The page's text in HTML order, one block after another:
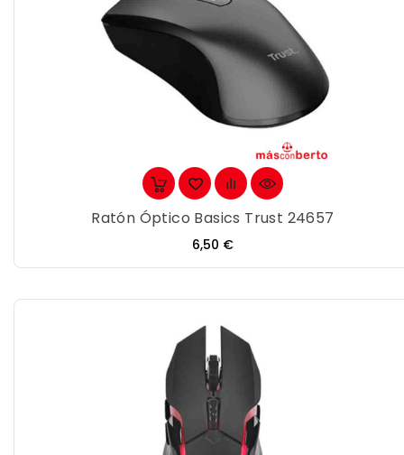
Ratón Óptico Basics Trust 24657
Precio
6,50 €